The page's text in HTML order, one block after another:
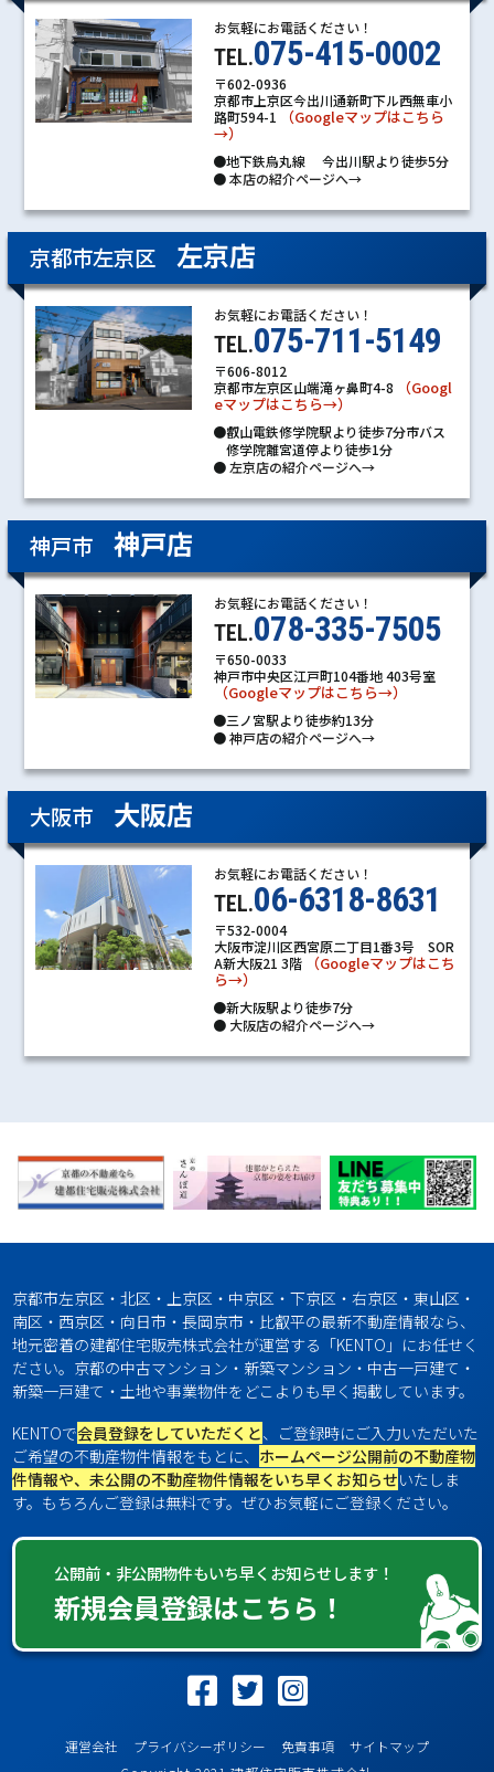
お気軽にお電話ください！
TEL.075-415-0002
〒602-0936
京都市上京区今出川通新町下ル西無車小
路町594-1
（Googleマップはこちら
→）
●地下鉄烏丸線 今出川駅より徒歩5分
●本店の紹介ページへ→
京都市左京区 左京店
お気軽にお電話ください！
TEL.075-711-5149
〒606-8012
京都市左京区山端滝ヶ鼻町4-8
（Googl
eマップはこちら→）
●叡山電鉄修学院駅より徒歩7分市バス
修学院離宮道停より徒歩1分
●左京店の紹介ページへ→
神戸市 神戸店
お気軽にお電話ください！
TEL.078-335-7505
〒650-0033
神戸市中央区江戸町104番地 403号室
（Googleマップはこちら→）
●三ノ宮駅より徒歩約13分
●神戸店の紹介ページへ→
大阪市 大阪店
お気軽にお電話ください！
TEL.06-6318-8631
〒532-0004
大阪市淀川区西宮原二丁目1番3号 SOR
A新大阪21 3階
（Googleマップはこち
ら→）
●新大阪駅より徒歩7分
●大阪店の紹介ページへ→
京都市左京区・北区・上京区・中京区・下京区・右京区・東山区・
南区・西京区・向日市・長岡京市・比叡平の最新不動産情報なら、
地元密着の建都住宅販売株式会社が運営する「KENTO」にお任せく
ださい。京都の中古マンション・新築マンション・中古一戸建て・
新築一戸建て・土地や事業物件をどこよりも早く掲載しています。
KENTOで会員登録をしていただくと、ご登録時にご入力いただいた
ご希望の不動産物件情報をもとに、 ホームページ公開前の不動産物
件情報や、未公開の不動産物件情報をいち早くお知らせいたしま
す。もちろんご登録は無料です。ぜひお気軽にご登録ください。
公開前・非公開物件もいち早くお知らせします！
新規会員登録はこちら！
運営会社 プライバシーポリシー 免責事項
サイトマップ